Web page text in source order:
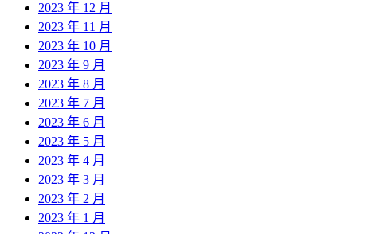
2023 年 12 月
2023 年 11 月
2023 年 10 月
2023 年 9 月
2023 年 8 月
2023 年 7 月
2023 年 6 月
2023 年 5 月
2023 年 4 月
2023 年 3 月
2023 年 2 月
2023 年 1 月